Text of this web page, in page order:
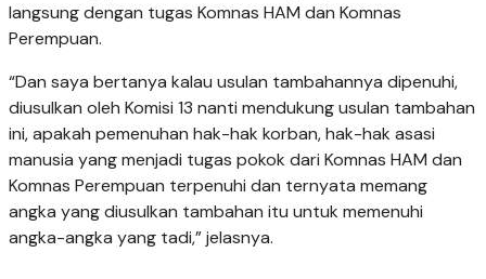
langsung dengan tugas Komnas HAM dan Komnas
Perempuan.
“Dan saya bertanya kalau usulan tambahannya dipenuhi,
diusulkan oleh Komisi 13 nanti mendukung usulan tambahan
ini, apakah pemenuhan hak-hak korban, hak-hak asasi
manusia yang menjadi tugas pokok dari Komnas HAM dan
Komnas Perempuan terpenuhi dan ternyata memang
angka yang diusulkan tambahan itu untuk memenuhi
angka-angka yang tadi,” jelasnya.